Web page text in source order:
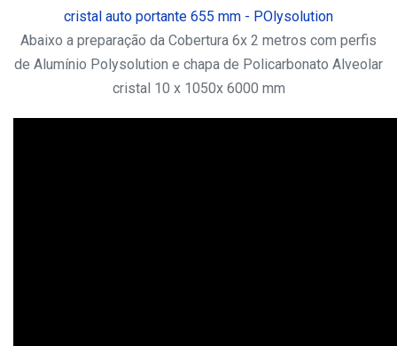
Abaixo a preparação da Cobertura 6x 2 metros com perfis
de Alumínio Polysolution e chapa de Policarbonato Alveolar
cristal 10 x 1050x 6000 mm